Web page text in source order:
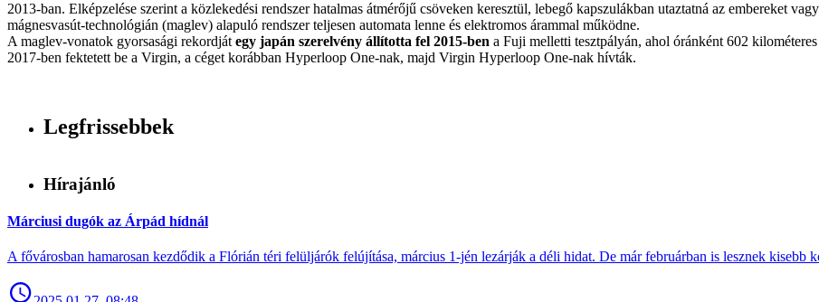
2013-ban. Elképzelése szerint a közlekedési rendszer hatalmas átmérőjű csöveken keresztül, lebegő kapszulákban utaztatná az embereket
mágnesvasút-technológián (maglev) alapuló rendszer teljesen automata lenne és elektromos árammal működne.
A maglev-vonatok gyorsasági rekordját egy japán szerelvény állította fel 2015-ben a Fuji melletti tesztpályán, ahol óránként 602
2017-ben fektetett be a Virgin, a céget korábban Hyperloop One-nak, majd Virgin Hyperloop One-nak hívták.
Legfrissebbek
Hírajánló
Márciusi dugók az Árpád hídnál
A fővárosban hamarosan kezdődik a Flórián téri felüljárók felújítása, március 1-jén lezárják a déli hidat. De már februárban is lesznek kisebb